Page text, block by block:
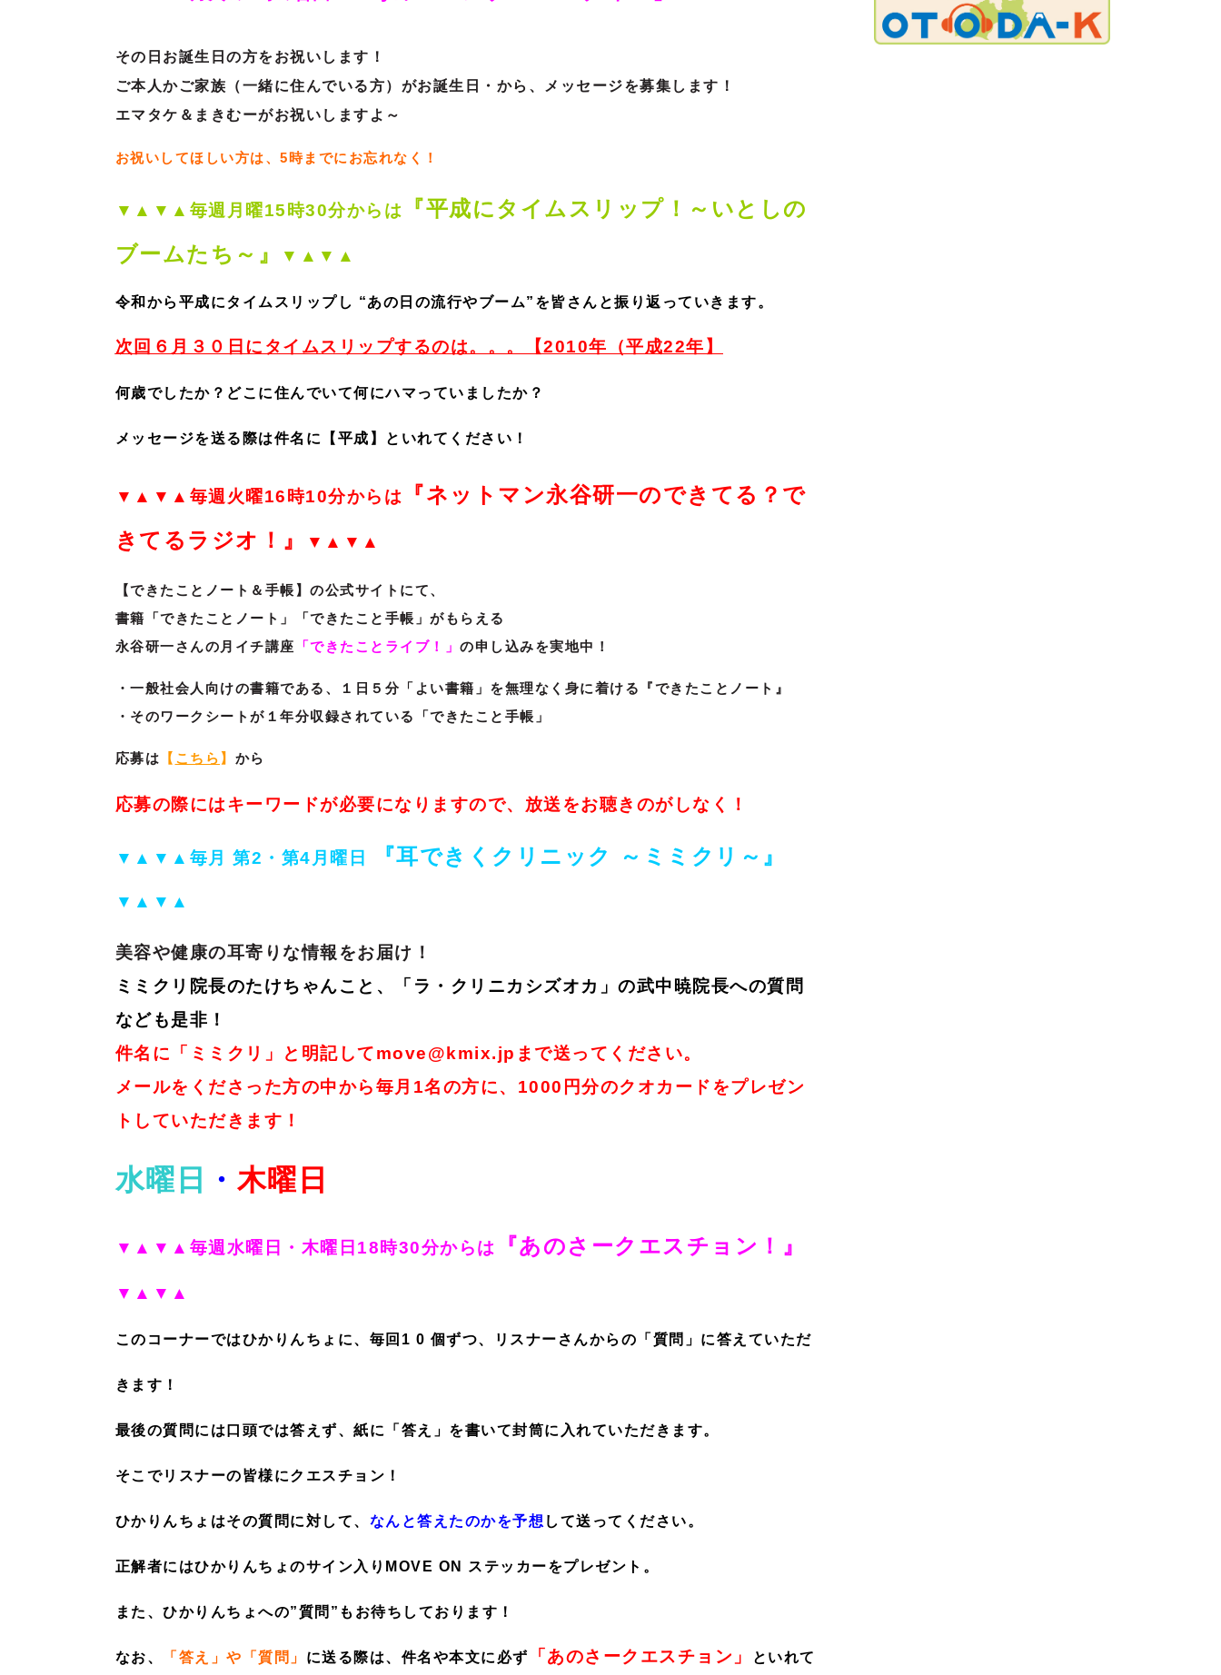
その日お誕生日の方をお祝いします！
ご本人かご家族（一緒に住んでいる方）がお誕生日・から、メッセージを募集します！
エマタケ＆まきむーがお祝いしますよ～
お祝いしてほしい方は、5時までにお忘れなく！
▼▲▼▲毎週月曜15時30分からは
『平成にタイムスリップ！～いとしの
ブームたち～』
▼▲▼▲
令和から平成にタイムスリップし “あの日の流行やブーム”を皆さんと振り返っていきます。
次回６月３０日にタイムスリップするのは。。。【2010年（平成22年】
何歳でしたか？どこに住んでいて何にハマっていましたか？
メッセージを送る際は件名に【平成】といれてください！
▼▲▼▲毎週火曜16時10分からは
『ネットマン永谷研一のできてる？で
きてるラジオ！』
▼▲▼▲
【できたことノート＆手帳】の公式サイトにて、
書籍「できたことノート」「できたこと手帳」がもらえる
永谷研一さんの月イチ講座 「できたことライブ！」 の申し込みを実地中！
・一般社会人向けの書籍である、１日５分「よい書籍」を無理なく身に着ける『できたことノート』
・そのワークシートが１年分収録されている「できたこと手帳」
応募は 【 こちら 】 から
応募の際にはキーワードが必要になりますので、放送をお聴きのがしなく！
▼▲▼▲ 毎月 第2・第4月曜日 『耳できくクリニック ～ミミクリ～』
▼▲▼▲
美容や健康の耳寄りな情報をお届け！
ミミクリ院長のたけちゃんこと、「ラ・クリニカシズオカ」の武中暁院長への質問
なども是非！
件名に「ミミクリ」と明記してmove@kmix.jpまで送ってください。
メールをくださった方の中から毎月1名の方に、1000円分のクオカードをプレゼン
トしていただきます！
水曜日 ・ 木曜日
▼▲▼▲毎週水曜日・木曜日18時30分からは 『あのさークエスチョン！ 』
▼▲▼▲
このコーナーではひかりんちょに、毎回1 0 個ずつ、リスナーさんからの「質問」に答えていただ
きます！
最後の質問には口頭では答えず、紙に「答え」を書いて封筒に入れていただきます。
そこでリスナーの皆様にクエスチョン！
ひかりんちょはその質問に対して、 なんと答えたのかを予想 して送ってください。
正解者にはひかりんちょのサイン入りMOVE ON ステッカーをプレゼント。
また、ひかりんちょへの”質問”もお待ちしております！
なお、 「答え」や「質問」 に送る際は、件名や本文に必ず 「あのさークエスチョン」 といれて